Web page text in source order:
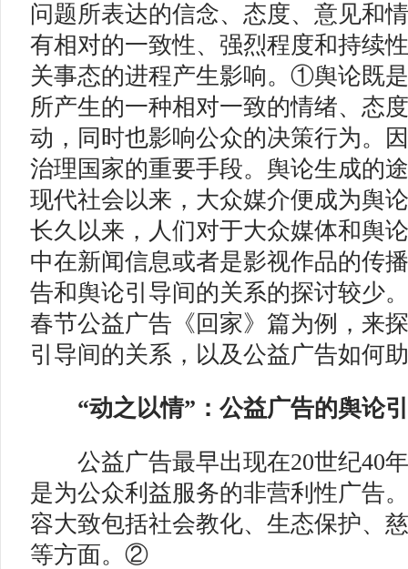
问题所表达的信念、态度、意见和
有相对的一致性、强烈程度和持续
关事态的进程产生影响。①舆论既
所产生的一种相对一致的情绪、态
动，同时也影响公众的决策行为。
治理国家的重要手段。舆论生成的
现代社会以来，大众媒介便成为舆
长久以来，人们对于大众媒体和舆
中在新闻信息或者是影视作品的传
告和舆论引导间的关系的探讨较少
春节公益广告《回家》篇为例，来
引导间的关系，以及公益广告如何
“动之以情”：公益广告的舆论
公益广告最早出现在20世纪40年
是为公众利益服务的非营利性广告
容大致包括社会教化、生态保护、
等方面。②